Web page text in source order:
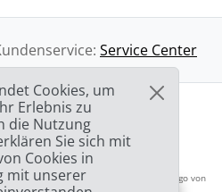
Service Center
Rechte vorbehalten.
Inhaltsverzeichnis
Anbieter-Logo von
Cookies, um
Erlebnis zu
die Nutzung
Sie sich mit
Cookies in
mit unserer